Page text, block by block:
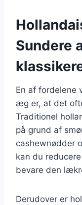
Sundere
En af fordelene
æg er, at det
Traditionel
på grund af
cashewnødder
kan du
bevare den
Derudover er